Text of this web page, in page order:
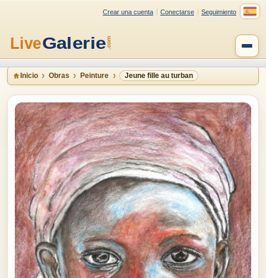
Crear una cuenta Conectarse Seguimiento
Inicio Obras Peinture Jeune fille au turban